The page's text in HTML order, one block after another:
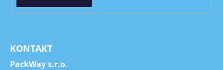
KONTAKT
PackWay s.r.o.